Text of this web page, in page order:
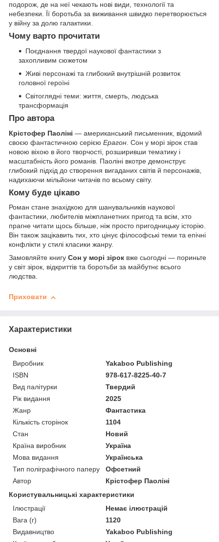
подорож, де на неї чекають нові види, технології та
небезпеки. Її боротьба за виживання швидко перетворюється
у війну за долю галактики.
Чому варто прочитати
Поєднання твердої наукової фантастики з
захопливим сюжетом
Живі персонажі та глибокий внутрішній розвиток
головної героїні
Світоглядні теми: життя, смерть, людська
трансформація
Про автора
Крістофер Паоліні — американський письменник, відомий
своєю фантастичною серією Ерагон . Сон у морі зірок став
новою віхою в його творчості, розширивши тематику і
масштабність його романів. Паоліні вкотре демонструє
глибокий підхід до створення вигаданих світів й персонажів,
надихаючи мільйони читачів по всьому світу.
Кому буде цікаво
Роман стане знахідкою для шанувальників наукової
фантастики, любителів міжпланетних пригод та всім, хто
прагне читати щось більше, ніж просто пригодницьку історію.
Він також зацікавить тих, хто цінує філософські теми та епічні
конфлікти у стилі класики жанру.
Замовляйте книгу Сон у морі зірок вже сьогодні — пориньте
у світ зірок, відкриттів та боротьби за майбутнє всього
людства.
Приховати
Характеристики
Основні
Виробник
Yakaboo Publishing
ISBN
978-617-8225-40-7
Вид палітурки
Твердий
Рік видання
2025
Жанр
Фантастика
Кількість сторінок
1104
Стан
Новий
Країна виробник
Україна
Мова видання
Українська
Тип поліграфічного паперу
Офсетний
Автор
Крістофер Паоліні
Користувальницькі характеристики
Ілюстрації
Немає ілюстрацій
Вага (г)
1120
Видавництво
Yakaboo Publishing